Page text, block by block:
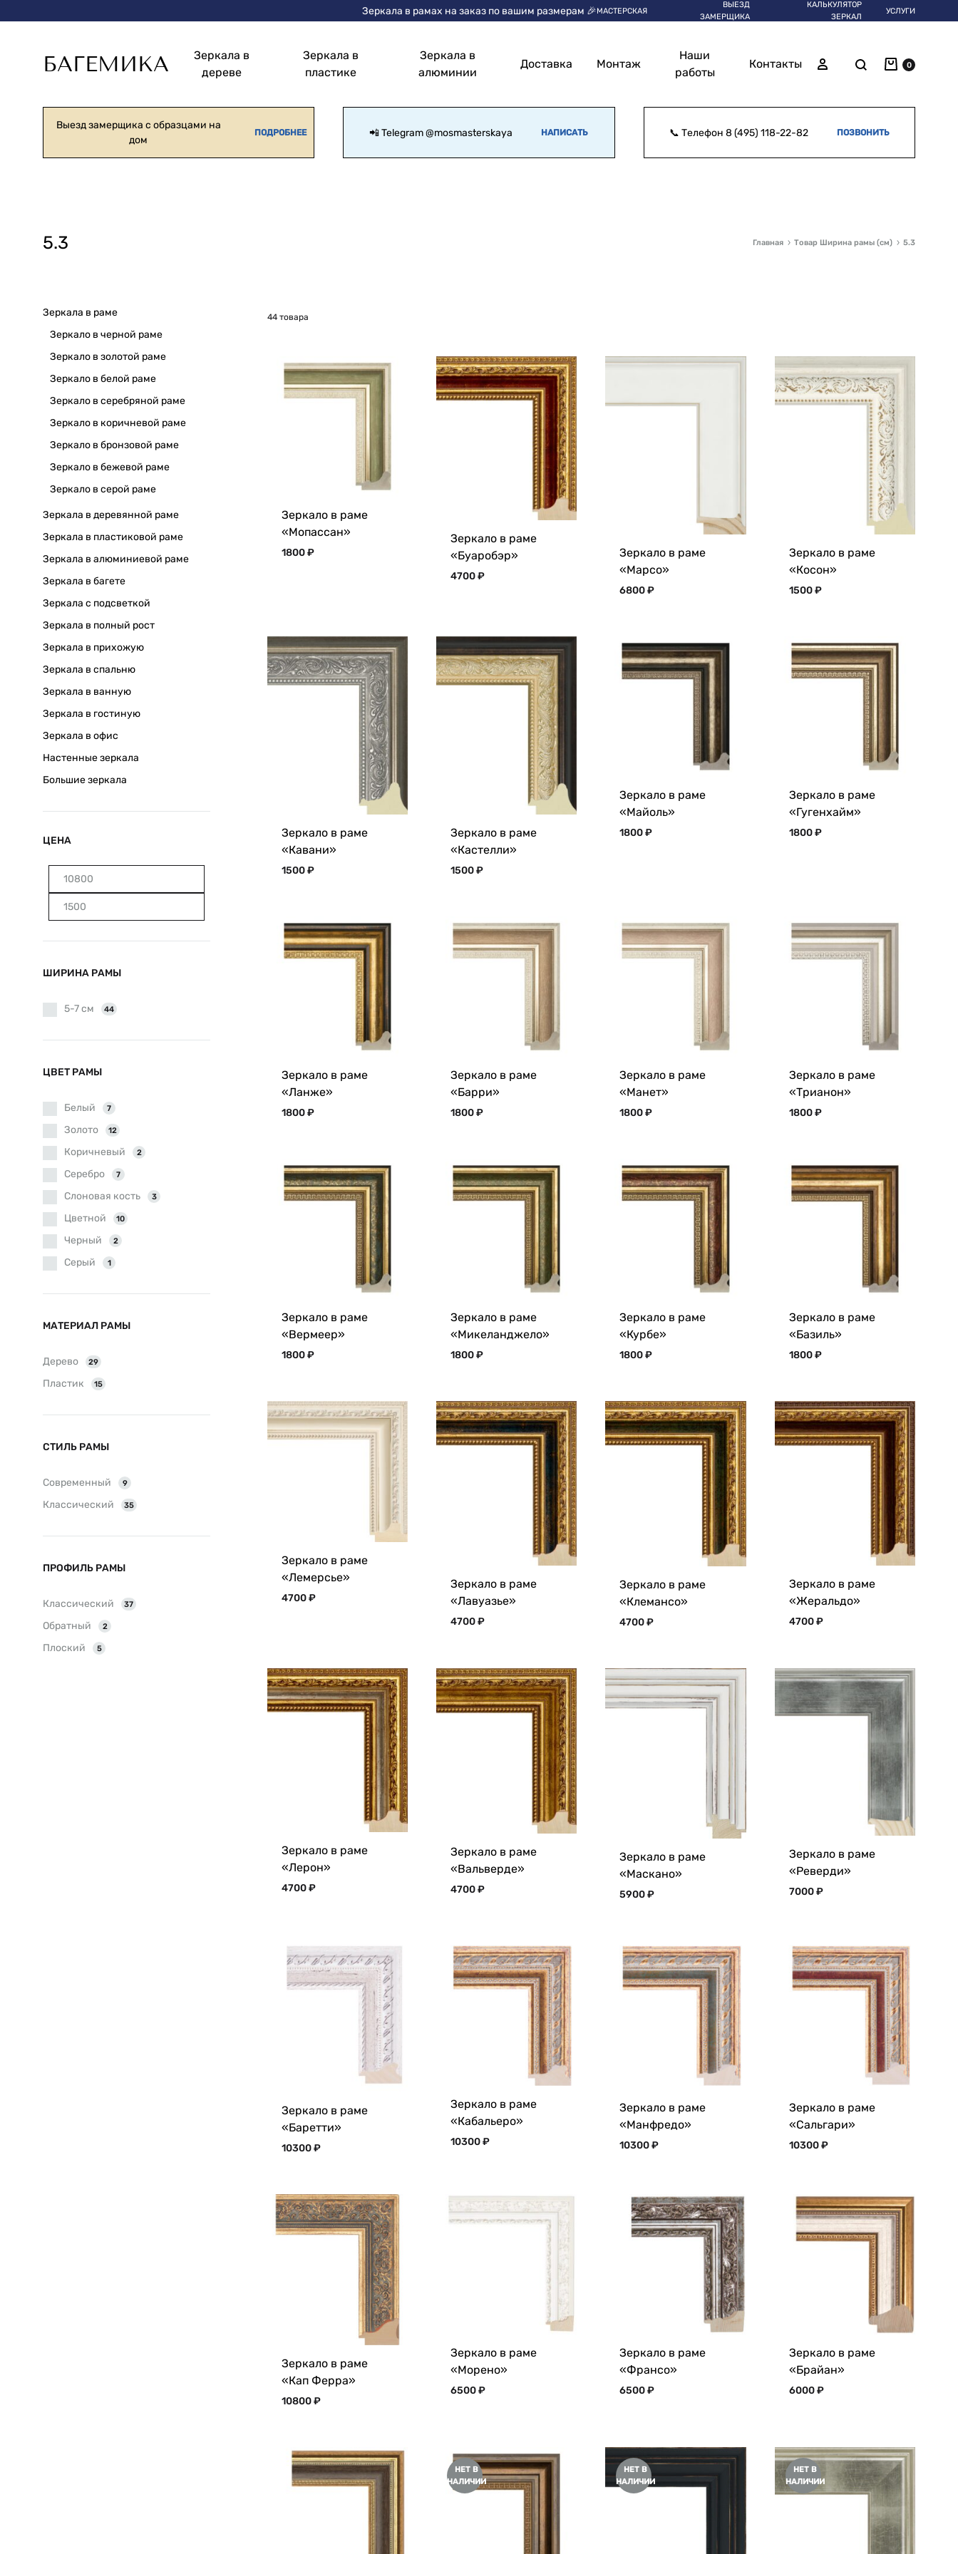
Зеркала в рамах на заказ по вашим размерам 🎉МАСТЕРСКАЯ
ВЫЕЗД
ЗАМЕРЩИКА
КАЛЬКУЛЯТОР
ЗЕРКАЛ
УСЛУГИ
БАГЕМИКА
в
раме
и
монтаж
Зеркала в
дереве
Зеркала в
пластике
Зеркала в
алюминии
Доставка Монтаж
Наши
работы
Контакты ВойтиПоиск Корзина
0
Выезд замерщика с образцами на
дом
ПОДРОБНЕЕ 📲 Telegram@mosmasterskaya НАПИСАТЬ 📞 Телефон 8 (495) 118-22-82 ПОЗВОНИТЬ
5.3 Главная Товар Ширина рамы (см) 5.3
44 товара
Зеркало в раме
«Мопассан»
1800₽
Зеркало в раме
«Буаробэр»
4700₽
Зеркало в раме
«Марсо»
6800₽
Зеркало в раме
«Косон»
1500₽
Зеркало в раме
«Кавани»
1500₽
Зеркало в раме
«Кастелли»
1500₽
Зеркало в раме
«Майоль»
1800₽
Зеркало в раме
«Гугенхайм»
1800₽
Зеркало в раме
«Ланже»
1800₽
Зеркало в раме
«Барри»
1800₽
Зеркало в раме
«Манет»
1800₽
Зеркало в раме
«Трианон»
1800₽
Зеркало в раме
«Вермеер»
1800₽
Зеркало в раме
«Микеланджело»
1800₽
Зеркало в раме
«Курбе»
1800₽
Зеркало в раме
«Базиль»
1800₽
Зеркало в раме
«Лемерсье»
4700₽
Зеркало в раме
«Лавуазье»
4700₽
Зеркало в раме
«Клемансо»
4700₽
Зеркало в раме
«Жеральдо»
4700₽
Зеркало в раме
«Лерон»
4700₽
Зеркало в раме
«Вальверде»
4700₽
Зеркало в раме
«Маскано»
5900₽
Зеркало в раме
«Реверди»
7000₽
Зеркало в раме
«Баретти»
10300₽
Зеркало в раме
«Кабальеро»
10300₽
Зеркало в раме
«Манфредо»
10300₽
Зеркало в раме
«Сальгари»
10300₽
Зеркало в раме
«Кап Ферра»
10800₽
Зеркало в раме
«Морено»
6500₽
Зеркало в раме
«Франсо»
6500₽
Зеркало в раме
«Брайан»
6000₽
НЕТ В
НАЛИЧИИ
НЕТ В
НАЛИЧИИ
НЕТ В
НАЛИЧИИ
Зеркала в раме
Зеркало в черной раме
Зеркало в золотой раме
Зеркало в белой раме
Зеркало в серебряной раме
Зеркало в коричневой раме
Зеркало в бронзовой раме
Зеркало в бежевой раме
Зеркало в серой раме
Зеркала в деревянной раме
Зеркала в пластиковой раме
Зеркала в алюминиевой раме
Зеркала в багете
Зеркала с подсветкой
Зеркала в полный рост
Зеркала в прихожую
Зеркала в спальню
Зеркала в ванную
Зеркала в гостиную
Зеркала в офис
Настенные зеркала
Большие зеркала
ЦЕНА
ШИРИНА РАМЫ
5-7 см 44
ЦВЕТ РАМЫ
Белый 7
Золото 12
Коричневый 2
Серебро 7
Слоновая кость 3
Цветной 10
Черный 2
Серый 1
МАТЕРИАЛ РАМЫ
Дерево 29
Пластик 15
СТИЛЬ РАМЫ
Современный 9
Классический 35
ПРОФИЛЬ РАМЫ
Классический 37
Обратный 2
Плоский 5